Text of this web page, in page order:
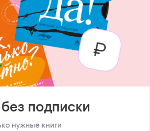
подписки
нужные книги